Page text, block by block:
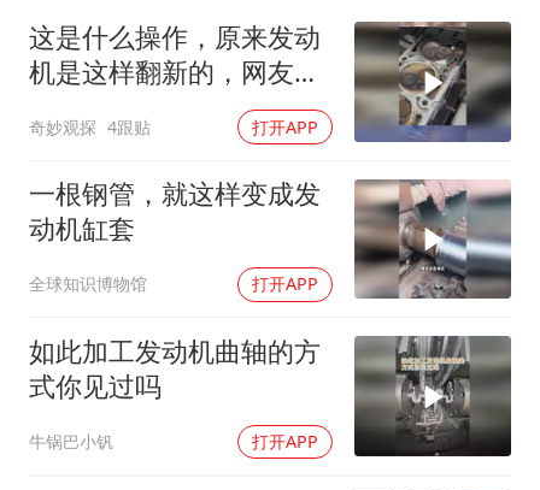
酒店回应车内过夜被收150元
白海豚将正面袭击贯穿浙江
商场现钱学森巨幅海报 负责人回应
乐享全民健身 共筑健康中国
这是什么操作，原来发动
机是这样翻新的，网友：
这样翻新不会误差吗
奇妙观探 4跟贴 打开APP
一根钢管，就这样变成发
动机缸套
全球知识博物馆 打开APP
如此加工发动机曲轴的方
式你见过吗
牛锅巴小钒 打开APP